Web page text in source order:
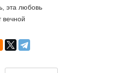
эта любовь
вечной